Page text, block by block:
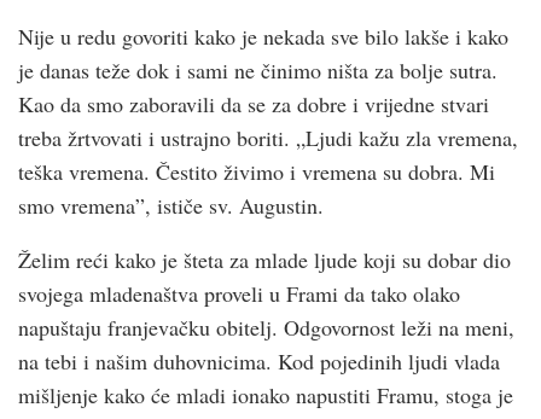
Nije u redu govoriti kako je nekada sve bilo lakše i kako
je danas teže dok i sami ne činimo ništa za bolje sutra.
Kao da smo zaboravili da se za dobre i vrijedne stvari
treba žrtvovati i ustrajno boriti. „Ljudi kažu zla vremena,
teška vremena. Čestito živimo i vremena su dobra. Mi
smo vremena”, ističe sv. Augustin.
Želim reći kako je šteta za mlade ljude koji su dobar dio
svojega mladenaštva proveli u Frami da tako olako
napuštaju franjevačku obitelj. Odgovornost leži na meni,
na tebi i našim duhovnicima. Kod pojedinih ljudi vlada
mišljenje kako će mladi ionako napustiti Framu, stoga je